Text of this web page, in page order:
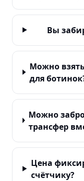
Вы
Можно
для
Можно
трансфер
Цена
счётчику?